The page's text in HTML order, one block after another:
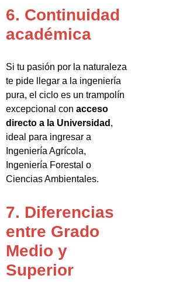
6. Continuidad
académica
Si tu pasión por la naturaleza
te pide llegar a la ingeniería
pura, el ciclo es un trampolín
excepcional con acceso
directo a la Universidad ,
ideal para ingresar a
Ingeniería Agrícola,
Ingeniería Forestal o
Ciencias Ambientales.
7. Diferencias
entre Grado
Medio y
Superior